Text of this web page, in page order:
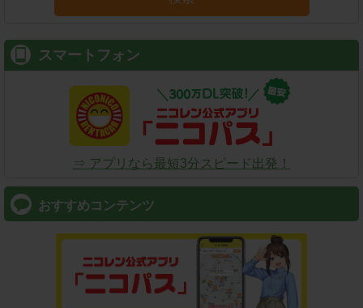
スマートフォン
⇒ アプリなら最短3分スピード出発！
おすすめコンテンツ